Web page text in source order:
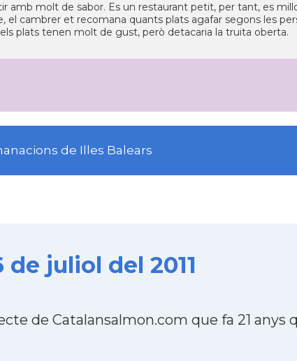
amb molt de sabor. Es un restaurant petit, per tant, es
el cambrer et recomana quants plats agafar segons les
plats tenen molt de gust, però detacaria la truita oberta.
de Illes Balears
de juliol del 2011
de Catalansalmon.com que fa 21 anys